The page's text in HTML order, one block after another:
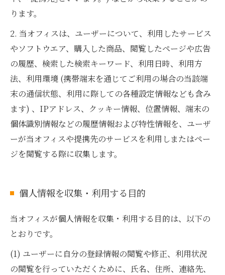
ります。
2. 当オフィスは、ユーザーについて、利用したサービス
やソフトウエア、購入した商品、閲覧したページや広告
の履歴、検索した検索キーワード、利用日時、利用方
法、利用環境 (携帯端末を通じてご利用の場合の当該端
末の通信状態、利用に際しての各種設定情報なども含み
ます) 、IPアドレス、クッキー情報、位置情報、端末の
個体識別情報などの履歴情報および特性情報を、ユーザ
ーが当オフィスや提携先のサービスを利用しまたはペー
ジを閲覧する際に収集します。
個人情報を収集・利用する目的
当オフィスが個人情報を収集・利用する目的は、以下の
とおりです。
(1) ユーザーに自分の登録情報の閲覧や修正、利用状況
の閲覧を行っていただくために、氏名、住所、連絡先、